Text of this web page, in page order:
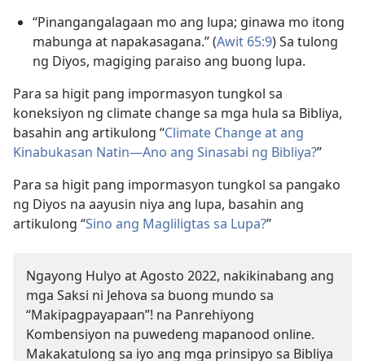
“Pinangangalagaan mo ang lupa; ginawa mo itong
mabunga at napakasagana.” (Awit 65:9) Sa tulong
ng Diyos, magiging paraiso ang buong lupa.
Para sa higit pang impormasyon tungkol sa
koneksiyon ng climate change sa mga hula sa Bibliya,
basahin ang artikulong “Climate Change at ang
Kinabukasan Natin—Ano ang Sinasabi ng Bibliya?”
Para sa higit pang impormasyon tungkol sa pangako
ng Diyos na aayusin niya ang lupa, basahin ang
artikulong “Sino ang Magliligtas sa Lupa?”
Ngayong Hulyo at Agosto 2022, nakikinabang ang
mga Saksi ni Jehova sa buong mundo sa
“Makipagpayapaan”! na Panrehiyong
Kombensiyon na puwedeng mapanood online.
Makakatulong sa iyo ang mga prinsipyo sa Bibliya